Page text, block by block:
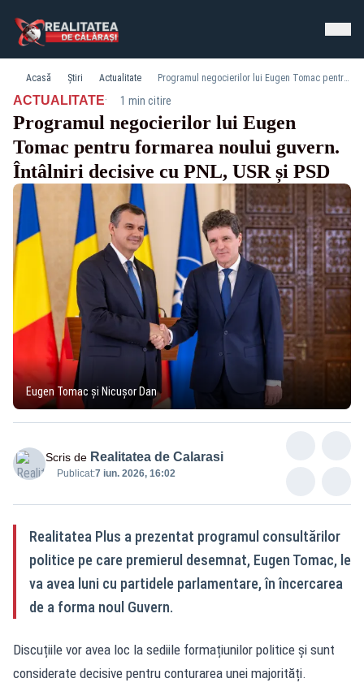
Acasă Știri Actualitate Programul negocierilor lui Eugen Tomac pentru formarea noului guvern. Întâlniri decisive cu PNL, USR și PSD
ACTUALITATE· 1 min citire
Programul negocierilor lui Eugen
Tomac pentru formarea noului guvern.
Întâlniri decisive cu PNL, USR și PSD
Eugen Tomac și Nicușor Dan
Scris de Realitatea de Calarasi
Publicat:7 iun. 2026, 16:02
Realitatea Plus a prezentat programul consultărilor
politice pe care premierul desemnat, Eugen Tomac, le
va avea luni cu partidele parlamentare, în încercarea
de a forma noul Guvern.
Discuțiile vor avea loc la sediile formațiunilor politice și sunt
considerate decisive pentru conturarea unei majorități.